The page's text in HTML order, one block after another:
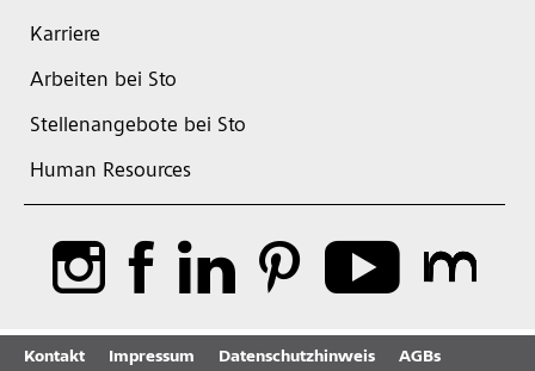
Karriere
Arbeiten bei Sto
Stellenangebote bei Sto
Human Resources
Kontakt Impressum Datenschutzhinweis
AGBs